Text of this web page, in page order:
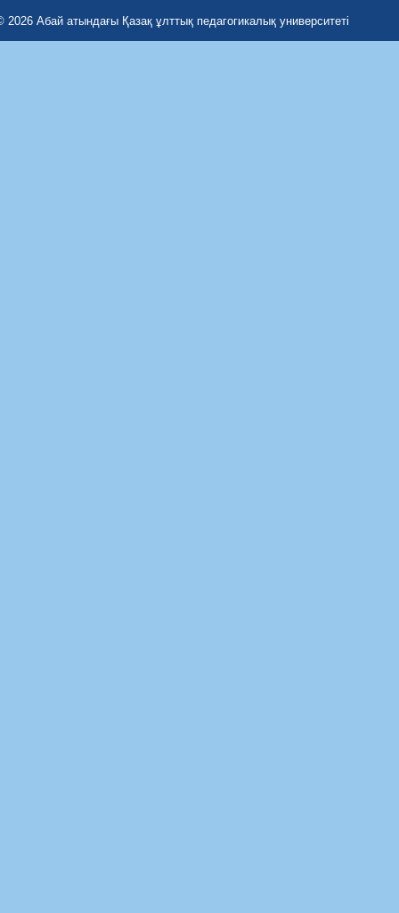
2026 Абай атындағы Қазақ ұлттық педагогикалық университеті